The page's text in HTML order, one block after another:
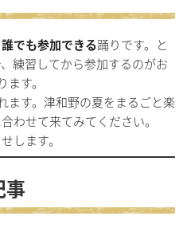
誰でも参加できる踊りです。と
練習してから参加するのがお
ます。
ます。津和野の夏をまるごと楽
わせて来てみてください。
します。
事